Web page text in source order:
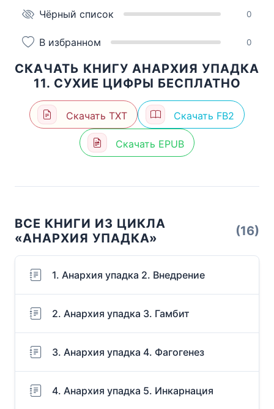
Чёрный список 0
В избранном 0
СКАЧАТЬ КНИГУ АНАРХИЯ УПАДКА
11. СУХИЕ ЦИФРЫ БЕСПЛАТНО
Скачать TXT Скачать FB2
Скачать EPUB
ВСЕ КНИГИ ИЗ ЦИКЛА
«АНАРХИЯ УПАДКА»
(16)
1. Анархия упадка 2. Внедрение
2. Анархия упадка 3. Гамбит
3. Анархия упадка 4. Фагогенез
4. Анархия упадка 5. Инкарнация